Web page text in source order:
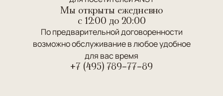
Мы открыты ежедневно
c 12:00 до 20:00
По предварительной договоренности
возможно обслуживание в любое удобное
для вас время
+7 (495) 789-77-89